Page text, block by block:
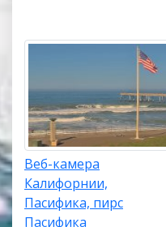
Веб-камера
Калифорнии,
Пасифика, пирс
Пасифика